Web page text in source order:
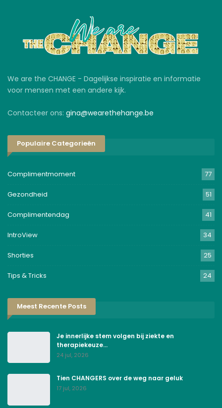
We are the CHANGE - Dagelijkse inspiratie en informatie
voor mensen met een andere kijk.
Contacteer ons: gina@wearethehange.be
Populaire Categorieën
Complimentmoment 77
Gezondheid 51
Complimentendag 41
IntroView 34
Shorties 25
Tips & Tricks 24
Meest Recente Posts
Je innerlijke stem volgen bij ziekte en
therapiekeuze…
24 jul, 2026
Tien CHANGERS over de weg naar geluk
17 jul, 2026